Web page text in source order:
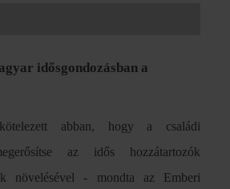
idősgondozásban a
abban, hogy a családi
az idős hozzátartozók
növelésével - mondta az Emberi